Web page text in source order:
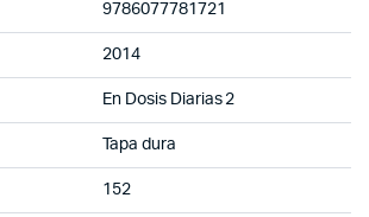
9786077781721
2014
En Dosis Diarias 2
Tapa dura
152